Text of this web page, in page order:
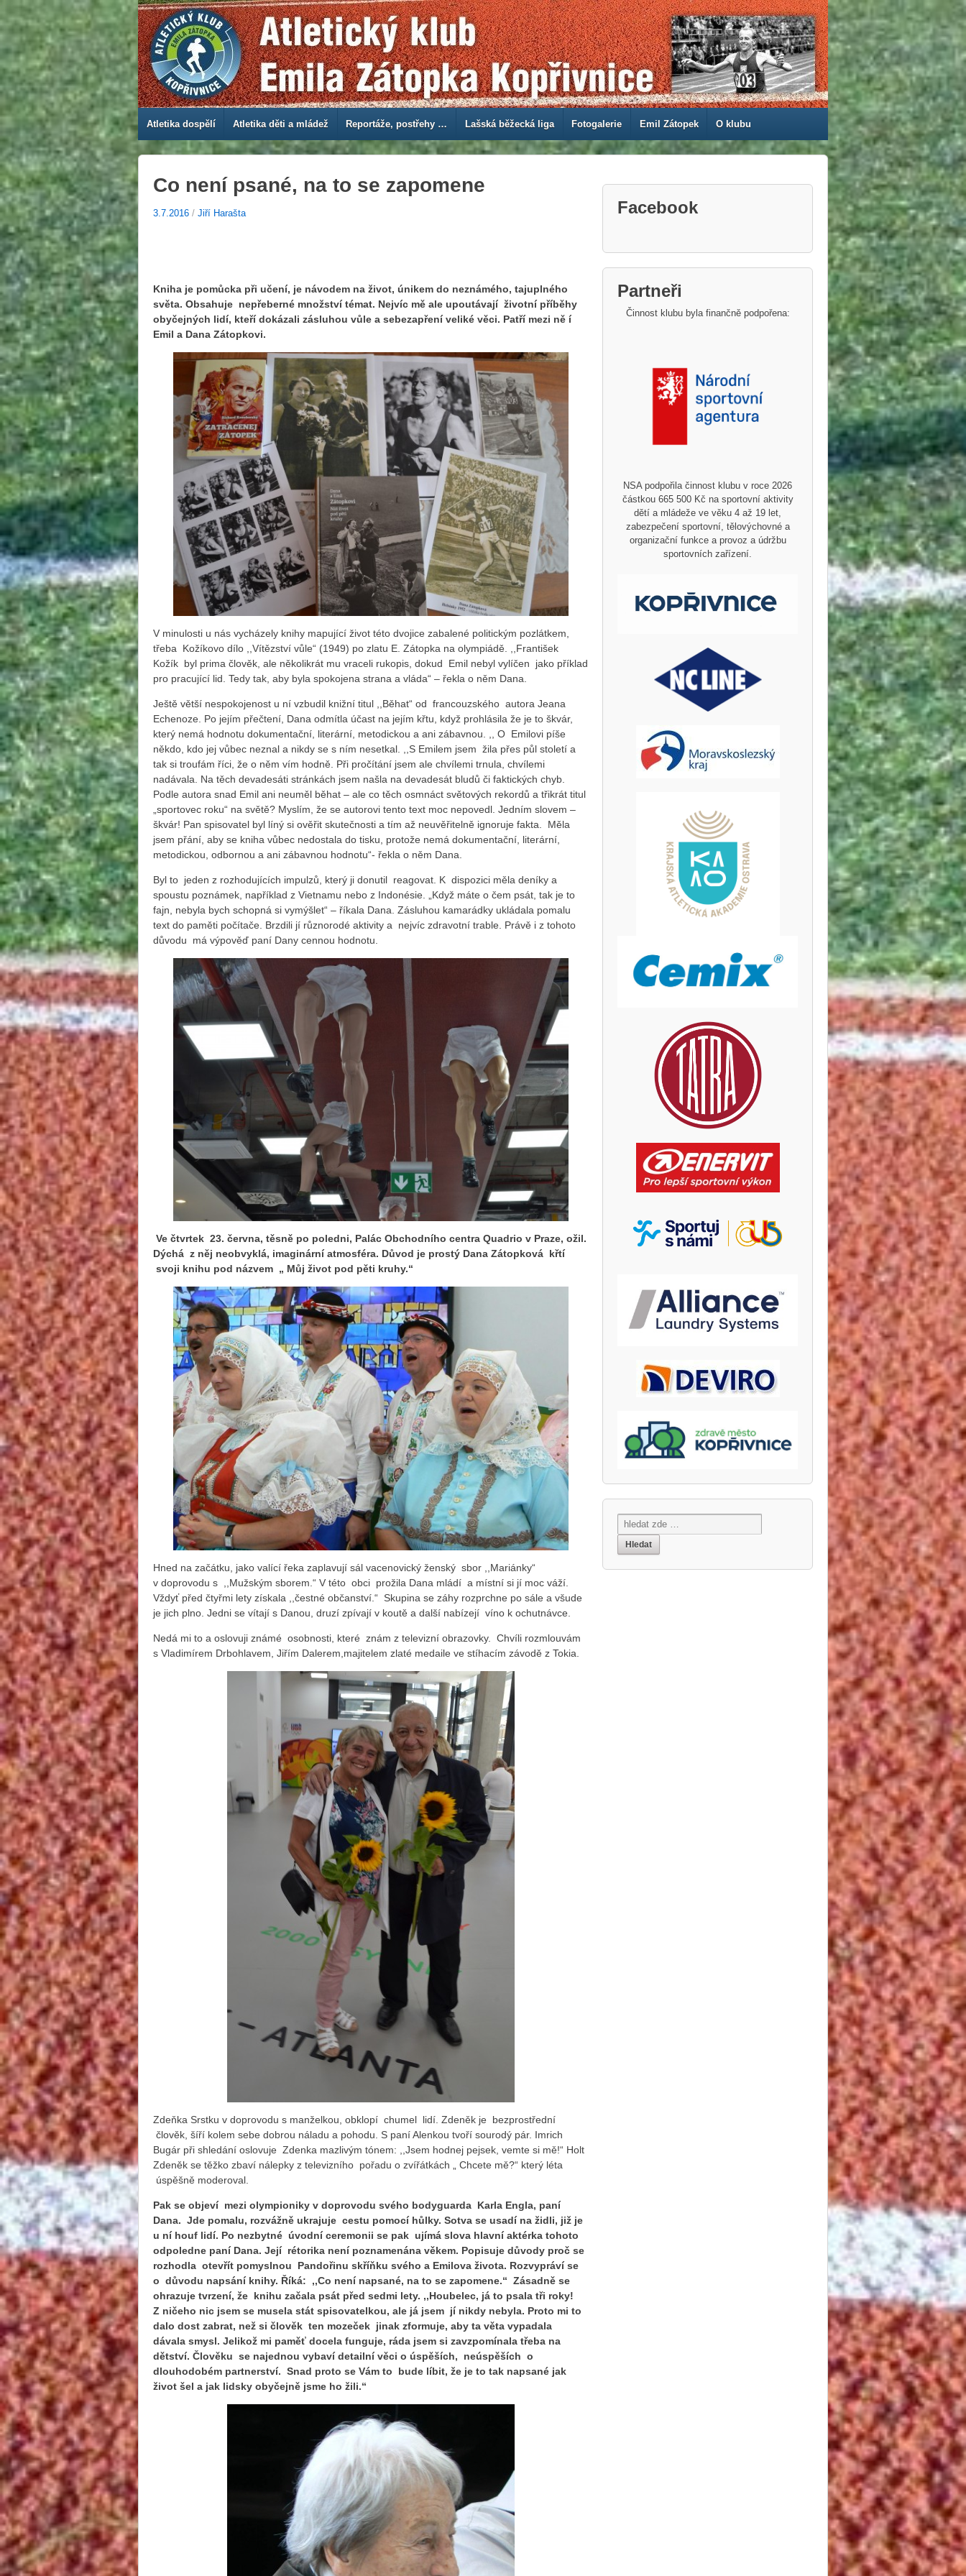
Atletika dospělí Atletika děti a mládež Reportáže, postřehy … Lašská běžecká liga Fotogalerie Emil Zátopek O klubu
Co není psané, na to se zapomene
3.7.2016 / Jiří Harašta
Kniha je pomůcka při učení, je návodem na život, únikem do neznámého, tajuplného
světa. Obsahuje nepřeberné množství témat. Nejvíc mě ale upoutávají životní příběhy
obyčejných lidí, kteří dokázali zásluhou vůle a sebezapření veliké věci. Patří mezi ně í
Emil a Dana Zátopkovi.
V minulosti u nás vycházely knihy mapující život této dvojice zabalené politickým pozlátkem,
třeba Kožíkovo dílo ,,Vítězství vůle“ (1949) po zlatu E. Zátopka na olympiádě. ,,František
Kožík byl prima člověk, ale několikrát mu vraceli rukopis, dokud Emil nebyl vylíčen jako příklad
pro pracující lid. Tedy tak, aby byla spokojena strana a vláda“ – řekla o něm Dana.
Ještě větší nespokojenost u ní vzbudil knižní titul ,,Běhat“ od francouzského autora Jeana
Echenoze. Po jejím přečtení, Dana odmítla účast na jejím křtu, když prohlásila že je to škvár,
který nemá hodnotu dokumentační, literární, metodickou a ani zábavnou. ,, O Emilovi píše
někdo, kdo jej vůbec neznal a nikdy se s ním nesetkal. ,,S Emilem jsem žila přes půl století a
tak si troufám říci, že o něm vím hodně. Při pročítání jsem ale chvílemi trnula, chvílemi
nadávala. Na těch devadesáti stránkách jsem našla na devadesát bludů či faktických chyb.
Podle autora snad Emil ani neuměl běhat – ale co těch osmnáct světových rekordů a třikrát titul
„sportovec roku“ na světě? Myslím, že se autorovi tento text moc nepovedl. Jedním slovem –
škvár! Pan spisovatel byl líný si ověřit skutečnosti a tím až neuvěřitelně ignoruje fakta. Měla
jsem přání, aby se kniha vůbec nedostala do tisku, protože nemá dokumentační, literární,
metodickou, odbornou a ani zábavnou hodnotu“- řekla o něm Dana.
Byl to jeden z rozhodujících impulzů, který ji donutil reagovat. K dispozici měla deníky a
spoustu poznámek, například z Vietnamu nebo z Indonésie. „Když máte o čem psát, tak je to
fajn, nebyla bych schopná si vymýšlet“ – říkala Dana. Zásluhou kamarádky ukládala pomalu
text do paměti počítače. Brzdili jí různorodé aktivity a nejvíc zdravotní trable. Právě i z tohoto
důvodu má výpověď paní Dany cennou hodnotu.
Ve čtvrtek 23. června, těsně po poledni, Palác Obchodního centra Quadrio v Praze, ožil.
Dýchá z něj neobvyklá, imaginární atmosféra. Důvod je prostý Dana Zátopková křtí
svoji knihu pod názvem „ Můj život pod pěti kruhy.“
Hned na začátku, jako valící řeka zaplavují sál vacenovický ženský sbor ,,Mariánky“
v doprovodu s ,,Mužským sborem.“ V této obci prožila Dana mládí a místní si jí moc váží.
Vždyť před čtyřmi lety získala ,,čestné občanství.“ Skupina se záhy rozprchne po sále a všude
je jich plno. Jedni se vítají s Danou, druzí zpívají v koutě a další nabízejí víno k ochutnávce.
Nedá mi to a oslovuji známé osobnosti, které znám z televizní obrazovky. Chvíli rozmlouvám
s Vladimírem Drbohlavem, Jiřím Dalerem,majitelem zlaté medaile ve stíhacím závodě z Tokia.
Zdeňka Srstku v doprovodu s manželkou, obklopí chumel lidí. Zdeněk je bezprostřední
člověk, šíří kolem sebe dobrou náladu a pohodu. S paní Alenkou tvoří sourodý pár. Imrich
Bugár při shledání oslovuje Zdenka mazlivým tónem: ,,Jsem hodnej pejsek, vemte si mě!“ Holt
Zdeněk se těžko zbaví nálepky z televizního pořadu o zvířátkách „ Chcete mě?“ který léta
úspěšně moderoval.
Pak se objeví mezi olympioniky v doprovodu svého bodyguarda Karla Engla, paní
Dana. Jde pomalu, rozvážně ukrajuje cestu pomocí hůlky. Sotva se usadí na židli, již je
u ní houf lidí. Po nezbytné úvodní ceremonii se pak ujímá slova hlavní aktérka tohoto
odpoledne paní Dana. Její rétorika není poznamenána věkem. Popisuje důvody proč se
rozhodla otevřít pomyslnou Pandořinu skříňku svého a Emilova života. Rozvypráví se
o důvodu napsání knihy. Říká: ,,Co není napsané, na to se zapomene.“ Zásadně se
ohrazuje tvrzení, že knihu začala psát před sedmi lety. ,,Houbelec, já to psala tři roky!
Z ničeho nic jsem se musela stát spisovatelkou, ale já jsem jí nikdy nebyla. Proto mi to
dalo dost zabrat, než si člověk ten mozeček jinak zformuje, aby ta věta vypadala
dávala smysl. Jelikož mi paměť docela funguje, ráda jsem si zavzpomínala třeba na
dětství. Člověku se najednou vybaví detailní věci o úspěších, neúspěších o
dlouhodobém partnerství. Snad proto se Vám to bude líbit, že je to tak napsané jak
život šel a jak lidsky obyčejně jsme ho žili.“
Facebook
Partneři
Činnost klubu byla finančně podpořena:
NSA podpořila činnost klubu v roce 2026
částkou 665 500 Kč na sportovní aktivity
dětí a mládeže ve věku 4 až 19 let,
zabezpečení sportovní, tělovýchovné a
organizační funkce a provoz a údržbu
sportovních zařízení.